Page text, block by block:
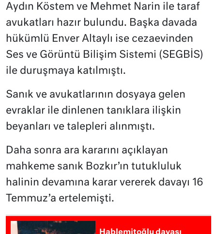
Aydın Köstem ve Mehmet Narin ile taraf
avukatları hazır bulundu. Başka davada
hükümlü Enver Altaylı ise cezaevinden
Ses ve Görüntü Bilişim Sistemi (SEGBİS)
ile duruşmaya katılmıştı.
Sanık ve avukatlarının dosyaya gelen
evraklar ile dinlenen tanıklara ilişkin
beyanları ve talepleri alınmıştı.
Daha sonra ara kararını açıklayan
mahkeme sanık Bozkır’ın tutukluluk
halinin devamına karar vererek davayı 16
Temmuz’a ertelemişti.
Hablemitoğlu davası